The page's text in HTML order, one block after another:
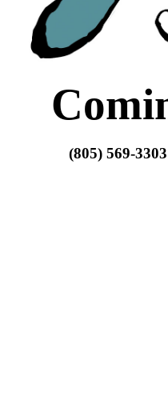
(805) 569-3303